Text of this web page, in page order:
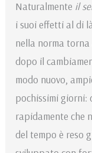
Naturalmente il
i suoi effetti al di
nella norma
dopo il
modo nuovo,
pochissimi giorni:
rapidamente che
del tempo è reso